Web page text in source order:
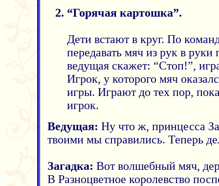
“Горячая картошка”.
Дети встают в круг. По
передавать мяч из рук в руки
ведущая скажет: “Стоп!”,
Игрок, у которого мяч
игры. Играют до тех пор,
игрок.
Ведущая: Ну что ж, принцесса
твоими мы справились. Теперь
Загадка: Вот волшебный мяч,
В Разноцветное королевство